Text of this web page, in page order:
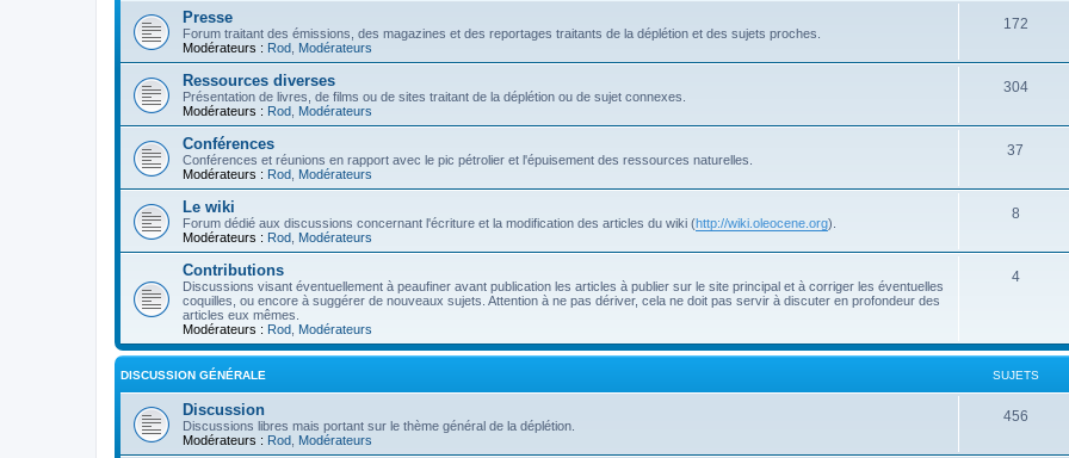
Presse
Forum traitant des émissions, des magazines et des reportages traitants de la déplétion et des sujets proches.
Modérateurs : Rod Modérateurs
172
Ressources diverses
Présentation de livres, de films ou de sites traitant de la déplétion ou de sujet connexes.
Modérateurs : Rod Modérateurs
304
Conférences
Conférences et réunions en rapport avec le pic pétrolier et l'épuisement des ressources naturelles.
Modérateurs : Rod Modérateurs
37
Le wiki
Forum dédié aux discussions concernant l'écriture et la modification des articles du wiki (http://wiki.oleocene.org).
Modérateurs : Rod Modérateurs
8
Contributions
Discussions visant éventuellement à peaufiner avant publication les articles à publier sur le site principal et à corriger les éventuelles
coquilles, ou encore à suggérer de nouveaux sujets. Attention à ne pas dériver, cela ne doit pas servir à discuter en profondeur des
articles eux mêmes.
Modérateurs : Rod Modérateurs
4
DISCUSSION GÉNÉRALE SUJETS
Discussion
Discussions libres mais portant sur le thème général de la déplétion.
Modérateurs : Rod Modérateurs
456